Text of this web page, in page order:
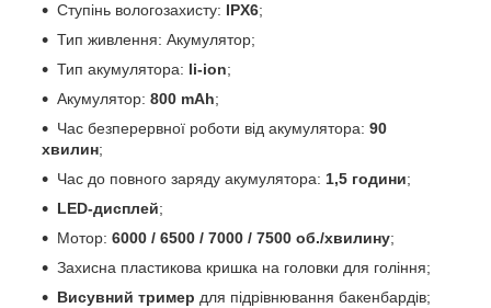
Ступінь вологозахисту: IPX6;
Тип живлення: Акумулятор;
Тип акумулятора: li-ion;
Акумулятор: 800 mAh;
Час безперервної роботи від акумулятора: 90
хвилин;
Час до повного заряду акумулятора: 1,5 години;
LED-дисплей;
Мотор: 6000 / 6500 / 7000 / 7500 об./хвилину;
Захисна пластикова кришка на головки для гоління;
Висувний тример для підрівнювання бакенбардів;